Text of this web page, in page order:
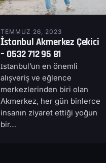
TEMMUZ 26, 2023
İstanbul Akmerkez Çekici
– 0532 712 95 81
İstanbul’un en önemli
alışveriş ve eğlence
merkezlerinden biri olan
Akmerkez, her gün binlerce
insanın ziyaret ettiği yoğun
bir…